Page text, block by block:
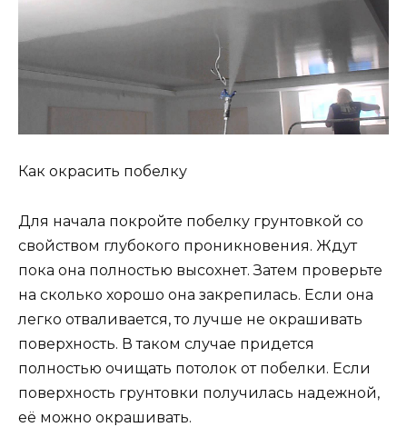
Как окрасить побелку
Для начала покройте побелку грунтовкой со
свойством глубокого проникновения. Ждут
пока она полностью высохнет. Затем проверьте
на сколько хорошо она закрепилась. Если она
легко отваливается, то лучше не окрашивать
поверхность. В таком случае придется
полностью очищать потолок от побелки. Если
поверхность грунтовки получилась надежной,
её можно окрашивать.